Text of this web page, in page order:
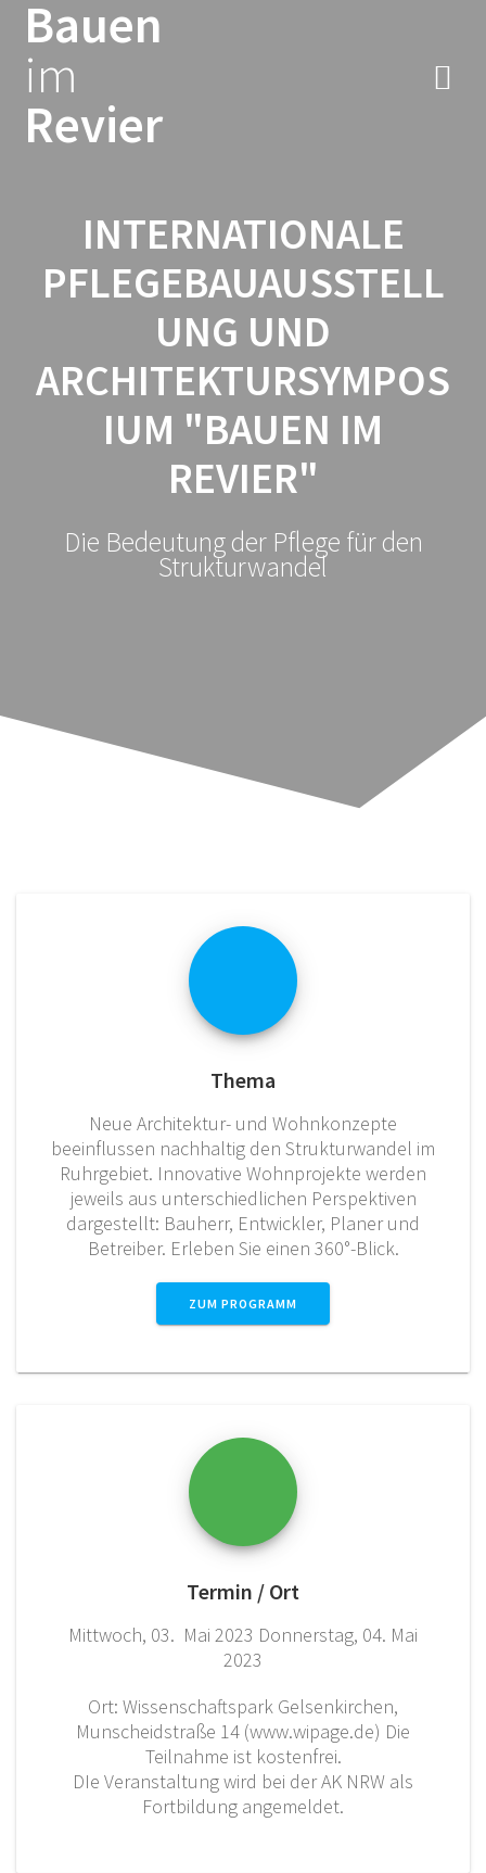
Bauen
im
Revier
INTERNATIONALE
PFLEGEBAUAUSSTELL
UNG UND
ARCHITEKTURSYMPOS
IUM "BAUEN IM
REVIER"
Die Bedeutung der Pflege für den
Strukturwandel
Thema
Neue Architektur- und Wohnkonzepte
beeinflussen nachhaltig den Strukturwandel im
Ruhrgebiet. Innovative Wohnprojekte werden
jeweils aus unterschiedlichen Perspektiven
dargestellt: Bauherr, Entwickler, Planer und
Betreiber. Erleben Sie einen 360°-Blick.
ZUM PROGRAMM
Termin / Ort
Mittwoch, 03. Mai 2023 Donnerstag, 04. Mai
2023
Ort: Wissenschaftspark Gelsenkirchen,
Munscheidstraße 14 (www.wipage.de) Die
Teilnahme ist kostenfrei.
DIe Veranstaltung wird bei der AK NRW als
Fortbildung angemeldet.